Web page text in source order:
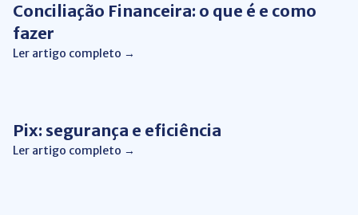
Conciliação Financeira: o que é e como
fazer
Ler artigo completo →
Pix: segurança e eficiência
Ler artigo completo →